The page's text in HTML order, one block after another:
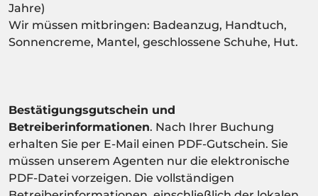
Jahre)
Wir müssen mitbringen: Badeanzug, Handtuch,
Sonnencreme, Mantel, geschlossene Schuhe, Hut.
Bestätigungsgutschein und
Betreiberinformationen. Nach Ihrer Buchung
erhalten Sie per E-Mail einen PDF-Gutschein. Sie
müssen unserem Agenten nur die elektronische
PDF-Datei vorzeigen. Die vollständigen